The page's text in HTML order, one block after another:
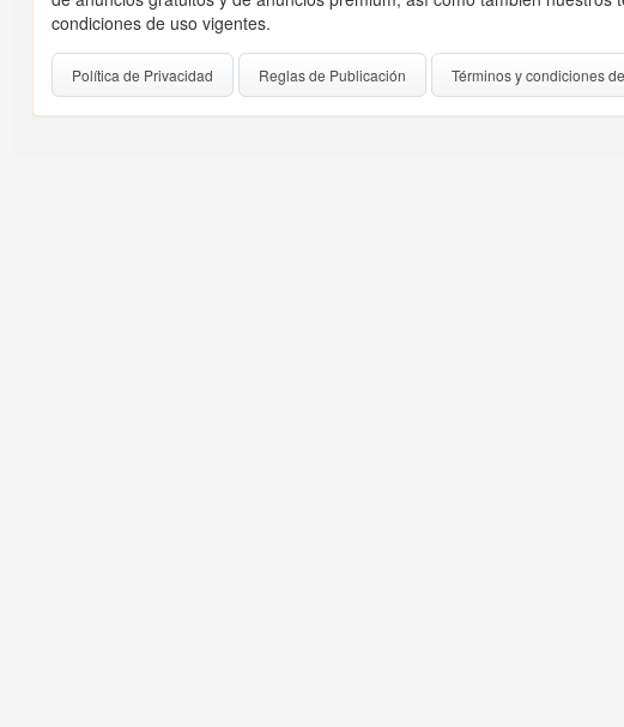
condiciones de uso vigentes.
Política de Privacidad Reglas de Publicación Términos y condiciones